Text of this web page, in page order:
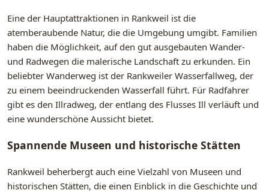
Eine der Hauptattraktionen in Rankweil ist die
atemberaubende Natur, die die Umgebung umgibt. Familien
haben die Möglichkeit, auf den gut ausgebauten Wander-
und Radwegen die malerische Landschaft zu erkunden. Ein
beliebter Wanderweg ist der Rankweiler Wasserfallweg, der
zu einem beeindruckenden Wasserfall führt. Für Radfahrer
gibt es den Illradweg, der entlang des Flusses Ill verläuft und
eine wunderschöne Aussicht bietet.
Spannende Museen und historische Stätten
Rankweil beherbergt auch eine Vielzahl von Museen und
historischen Stätten, die einen Einblick in die Geschichte und